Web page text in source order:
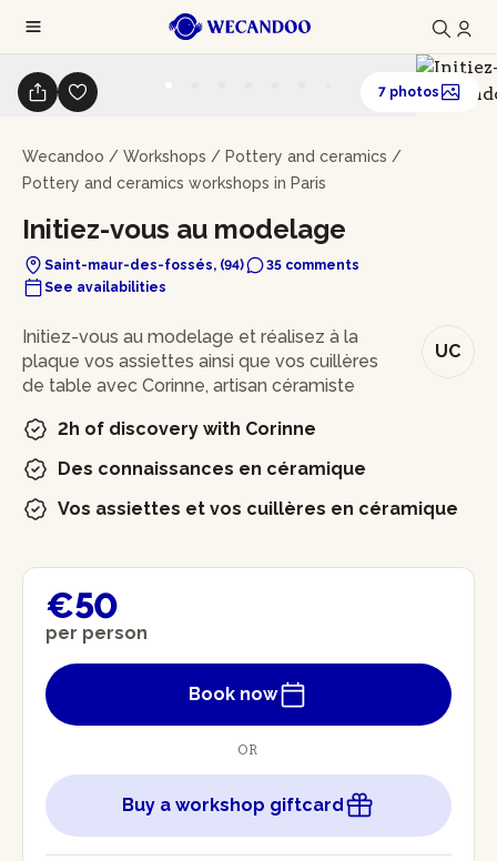
Wecandoo / Workshops / Pottery and ceramics /
Pottery and ceramics workshops in Paris
Initiez-vous au modelage
Saint-maur-des-fossés, (94)
35 comments
See availabilities
7 photos
In brief
UC
Initiez-vous au modelage et réalisez à la
plaque vos assiettes ainsi que vos cuillères
de table avec Corinne, artisan céramiste
2h of discovery with Corinne
Des connaissances en céramique
Vos assiettes et vos cuillères en céramique
€50
per person
Book now
OR
Buy a workshop giftcard